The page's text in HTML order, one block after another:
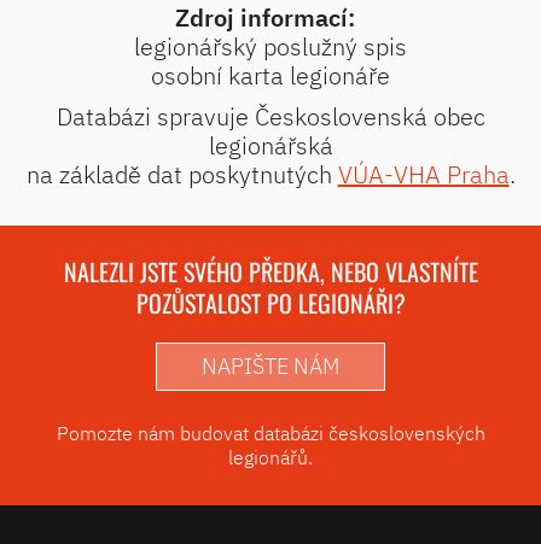
Zdroj informací:
legionářský poslužný spis
osobní karta legionáře
Databázi spravuje Československá obec
legionářská
na základě dat poskytnutých VÚA-VHA Praha.
NALEZLI JSTE SVÉHO PŘEDKA, NEBO VLASTNÍTE
POZŮSTALOST PO LEGIONÁŘI?
NAPIŠTE NÁM
Pomozte nám budovat databázi československých
legionářů.